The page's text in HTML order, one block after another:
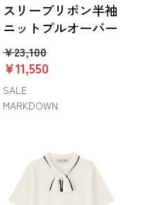
スリーブリボン半袖
ニットプルオーバー
￥23,100
￥11,550
SALE
MARKDOWN